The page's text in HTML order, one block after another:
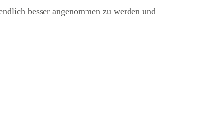
besser angenommen zu werden und